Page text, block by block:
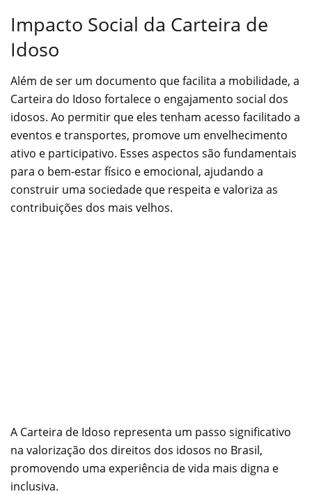
Impacto Social da Carteira de
Idoso
Além de ser um documento que facilita a mobilidade, a
Carteira do Idoso fortalece o engajamento social dos
idosos. Ao permitir que eles tenham acesso facilitado a
eventos e transportes, promove um envelhecimento
ativo e participativo. Esses aspectos são fundamentais
para o bem-estar físico e emocional, ajudando a
construir uma sociedade que respeita e valoriza as
contribuições dos mais velhos.
A Carteira de Idoso representa um passo significativo
na valorização dos direitos dos idosos no Brasil,
promovendo uma experiência de vida mais digna e
inclusiva.